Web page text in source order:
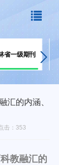
省一级期刊
汇的内涵、
击： 353
教融汇的